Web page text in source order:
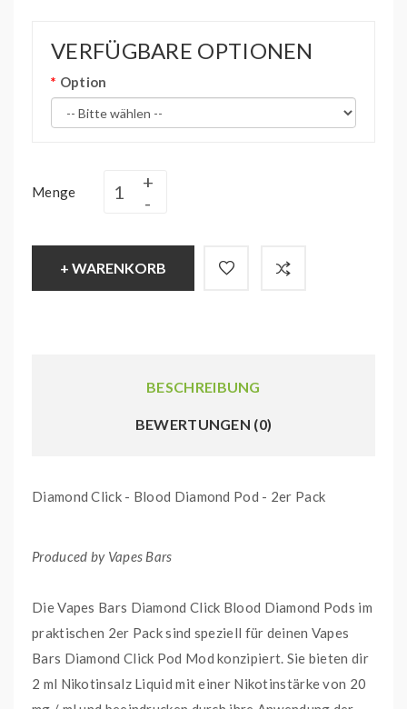
VERFÜGBARE OPTIONEN
Option
Menge
+ WARENKORB
BESCHREIBUNG
BEWERTUNGEN (0)
Diamond Click - Blood Diamond Pod - 2er Pack
Produced by Vapes Bars
Die Vapes Bars Diamond Click Blood Diamond Pods im
praktischen 2er Pack sind speziell für deinen Vapes
Bars Diamond Click Pod Mod konzipiert. Sie bieten dir
2 ml Nikotinsalz Liquid mit einer Nikotinstärke von 20